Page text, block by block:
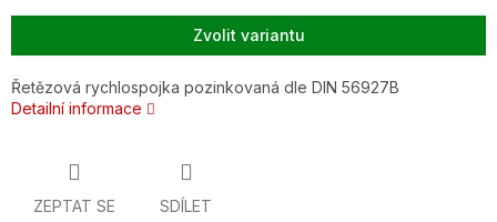
Zvolit variantu
Řetězová rychlospojka pozinkovaná dle DIN 56927B
Detailní informace
ZEPTAT SE SDÍLET